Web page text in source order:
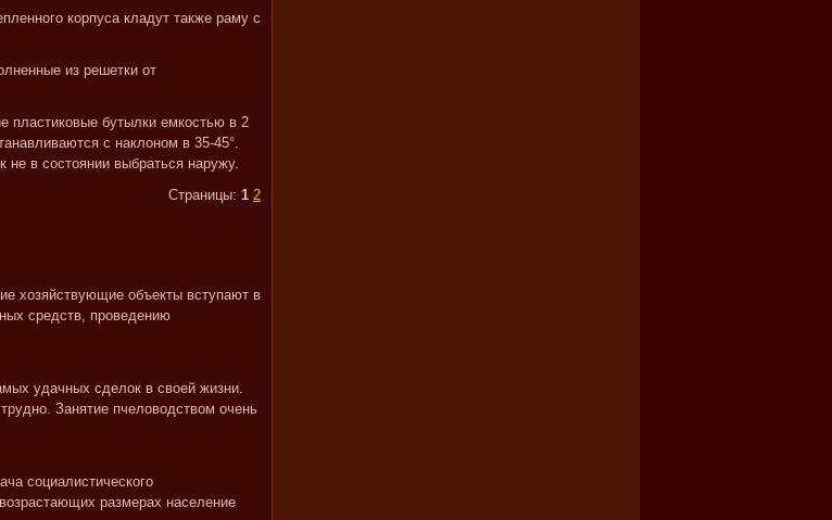
корпуса кладут также раму с
из решетки от
пластиковые бутылки емкостью в 2
с наклоном в 35-45°.
не в состоянии выбраться наружу.
Страницы: 1 2
хозяйствующие объекты вступают в
средств, проведению
удачных сделок в своей жизни.
Занятие пчеловодством очень
социалистического
размерах население